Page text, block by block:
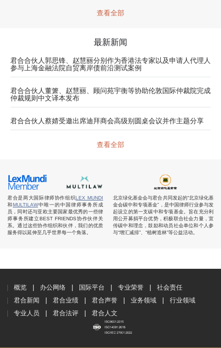
查看全部
最新新闻
君合合伙人郭思锋、赵慧丽分别作为香港法专家以及申请人代理人
参与上海金融法院自贸离岸债前沿测试案例
君合合伙人董箫、赵慧丽、顾问苑宇衡等协助伦敦国际仲裁院完成
仲裁规则中文译本发布
君合合伙人蔡婧受邀出席迪拜商会高级别圆桌会议并作主题分享
查看全部
君合是两大国际律师协作组织LEX MUNDI
和 MULTILAW中唯一的中国律师事务所成
员，同时还与亚欧主要国家最优秀的一些律
师事务所建立BEST FRIENDS协作伙伴关
系。通过这些协作组织和伙伴，我们的优质
服务得以延伸至几乎世界每一个角落。
北京绿化基金会与君合共同发起的“北京绿化基
金会碳中和专项基金”，是中国律师行业参与发
起设立的第一支碳中和专项基金。旨在充分利
用公开募捐平台优势，积极联合社会力量，宣
传碳中和理念，鼓励和动员社会单位和个人参
与“增汇减排”、“植树造林”等公益活动。
概览 办公网络 国际平台 专业荣誉
社会责任
君合新闻
君合业绩 君合声誉 业务领域
行业领域
专业人员
君合法评 君合人文